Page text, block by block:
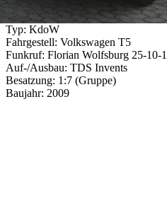
Typ: KdoW
Fahrgestell: Volkswagen T5
Funkruf: Florian Wolfsburg 25-10-1
Auf-/Ausbau: TDS Invents
Besatzung: 1:7 (Gruppe)
Baujahr: 2009